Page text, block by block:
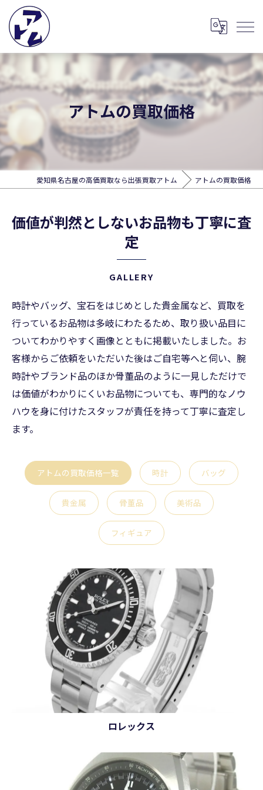
アトムの買取価格
愛知県名古屋の高価買取なら出張買取アトム アトムの買取価格
価値が判然としないお品物も丁寧に査
定
GALLERY
時計やバッグ、宝石をはじめとした貴金属など、買取を
行っているお品物は多岐にわたるため、取り扱い品目に
ついてわかりやすく画像とともに掲載いたしました。お
客様からご依頼をいただいた後はご自宅等へと伺い、腕
時計やブランド品のほか骨董品のように一見しただけで
は価値がわかりにくいお品物についても、専門的なノウ
ハウを身に付けたスタッフが責任を持って丁寧に査定し
ます。
アトムの買取価格一覧 時計 バッグ
貴金属 骨董品 美術品
フィギュア
ロレックス